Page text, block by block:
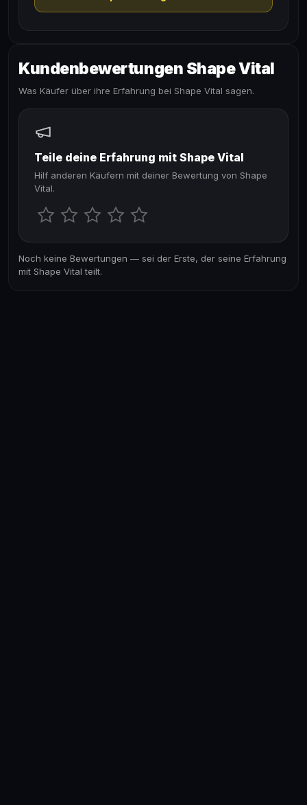
Kundenbewertungen Shape Vital
Was Käufer über ihre Erfahrung bei Shape Vital sagen.
Teile deine Erfahrung mit Shape Vital
Hilf anderen Käufern mit deiner Bewertung von Shape
Vital.
Noch keine Bewertungen — sei der Erste, der seine Erfahrung
mit Shape Vital teilt.